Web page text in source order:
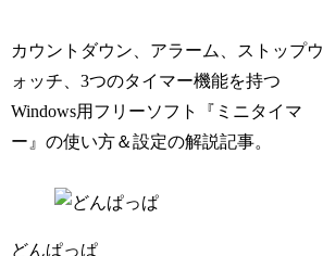
カウントダウン、アラーム、ストップウ
ォッチ、3つのタイマー機能を持つ
Windows用フリーソフト『ミニタイマ
ー』の使い方＆設定の解説記事。
どんぱっぱ